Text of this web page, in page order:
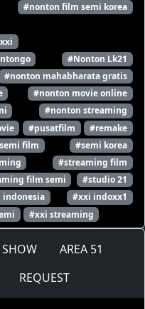
#nonton film semi korea
#Nonton Lk21
#nonton mahabharata gratis
#nonton movie online
#nonton streaming
#pusatfilm
#remake
film
#semi korea
#streaming film
film semi
#studio 21
indonesia
#xxi indoxx1
#xxi streaming
SHOW
AREA 51
REQUEST